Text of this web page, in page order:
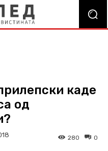
каде
од
0
280